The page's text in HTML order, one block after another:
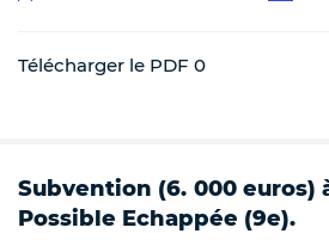
Télécharger le PDF 0
Subvention (6. 000 euros)
Possible Echappée (9e).